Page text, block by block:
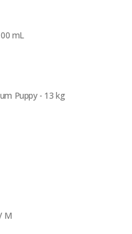
mL
Puppy - 13 kg
M